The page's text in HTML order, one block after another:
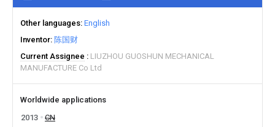
Other languages English
Inventor 陈国财
Current Assignee
LIUZHOU GUOSHUN MECHANICAL
MANUFACTURE Co Ltd
Worldwide applications
2013
CN